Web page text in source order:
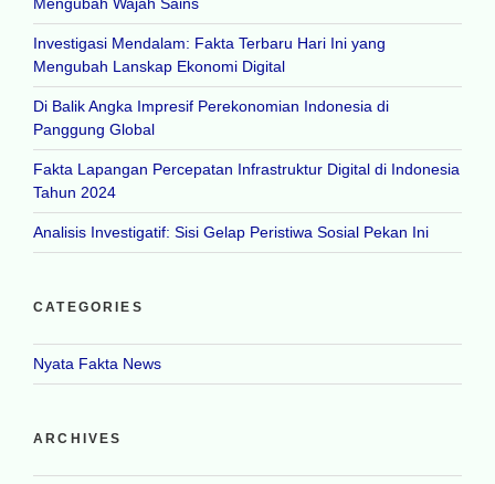
Investigasi Mendalam: Fakta Terbaru Hari Ini yang
Mengubah Lanskap Ekonomi Digital
Di Balik Angka Impresif Perekonomian Indonesia di
Panggung Global
Fakta Lapangan Percepatan Infrastruktur Digital di Indonesia
Tahun 2024
Analisis Investigatif: Sisi Gelap Peristiwa Sosial Pekan Ini
CATEGORIES
Nyata Fakta News
ARCHIVES